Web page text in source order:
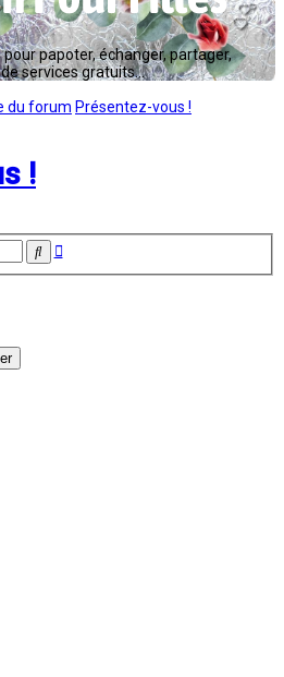
papoter, échanger, partager,
services gratuits...
du forum Présentez-vous !
!
Rechercher
Recherche